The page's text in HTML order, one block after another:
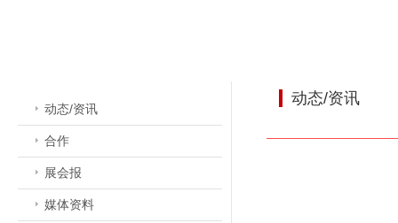
动态/资讯
合作
展会报
媒体资料
动态/资讯